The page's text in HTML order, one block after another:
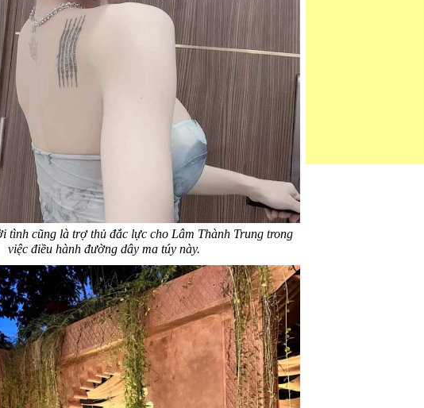
tình cũng là trợ thủ đắc lực cho Lâm Thành Trung trong
việc điều hành đường dây ma túy này.